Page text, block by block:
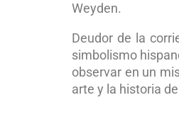
Weyden.
Deudor de la
simbolismo
observar en un
arte y la historia